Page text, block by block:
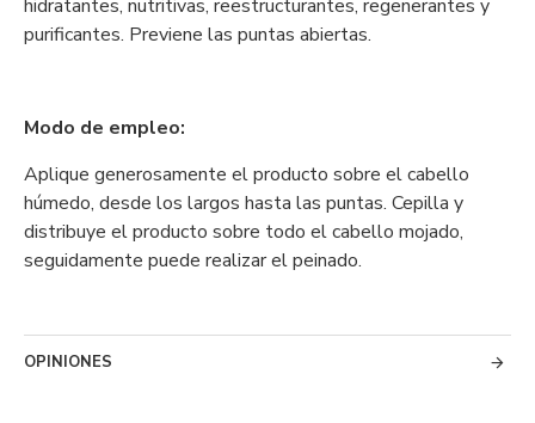
hidratantes, nutritivas, reestructurantes, regenerantes y
purificantes. Previene las puntas abiertas.
Modo de empleo:
Aplique generosamente el producto sobre el cabello
húmedo, desde los largos hasta las puntas. Cepilla y
distribuye el producto sobre todo el cabello mojado,
seguidamente puede realizar el peinado.
OPINIONES